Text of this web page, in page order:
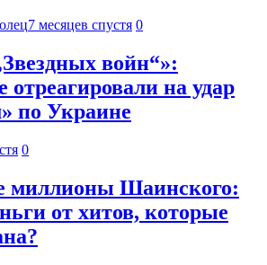
7 месяцев спустя 0
войн“»:
отреагировали на удар
по Украине
0
миллионы Шаинского:
от хитов, которые